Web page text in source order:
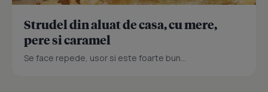
Strudel din aluat de casa, cu mere,
pere si caramel
Se face repede, usor si este foarte bun...